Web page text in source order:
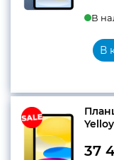
В
В
37